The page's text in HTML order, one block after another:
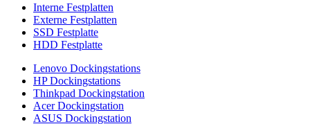
Interne Festplatten
Externe Festplatten
SSD Festplatte
HDD Festplatte
Lenovo Dockingstations
HP Dockingstations
Thinkpad Dockingstation
Acer Dockingstation
ASUS Dockingstation